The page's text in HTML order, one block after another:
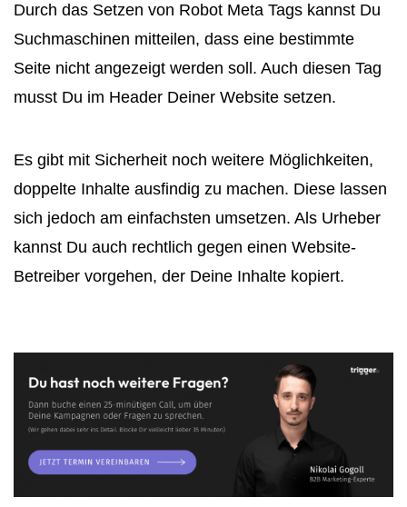
Durch das Setzen von Robot Meta Tags kannst Du
Suchmaschinen mitteilen, dass eine bestimmte
Seite nicht angezeigt werden soll. Auch diesen Tag
musst Du im Header Deiner Website setzen.
Es gibt mit Sicherheit noch weitere Möglichkeiten,
doppelte Inhalte ausfindig zu machen. Diese lassen
sich jedoch am einfachsten umsetzen. Als Urheber
kannst Du auch rechtlich gegen einen Website-
Betreiber vorgehen, der Deine Inhalte kopiert.